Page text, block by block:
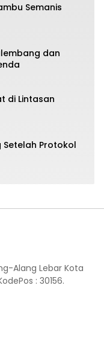
Semanis
dan
di Lintasan
Protokol
Alang Lebar Kota
: 30156.